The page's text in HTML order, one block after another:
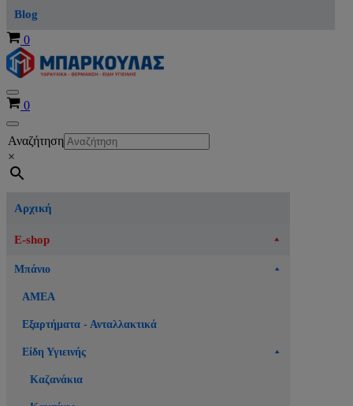
Blog
Καλάθι
0
Μενού
πλοήγησης
Καλάθι
0
Μενού
πλοήγησης
Αναζήτηση
×
Αρχική
E-shop
Μπάνιο
ΑΜΕΑ
Εξαρτήματα - Ανταλλακτικά
Είδη Υγιεινής
Καζανάκια